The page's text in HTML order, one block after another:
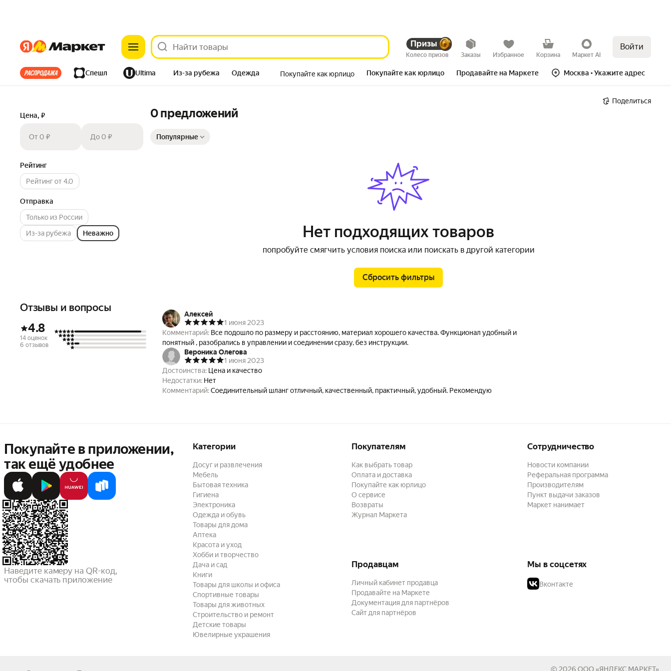
ЯндексЯндекс Призы
Колесо призов Заказы Избранное Корзина Маркет AI
Войти
Все хиты Спешл Ultima Из-за рубежа Одежда Покупайте как юрлицо Покупайте как юрлицо Продавайте на Маркете Москва • Укажите адрес
Поделиться
Цена, ₽
От 0 ₽ До 0 ₽
Рейтинг
Рейтинг от 4.0
Отправка
Только из России
Из-за рубежа
Неважно
0 предложений
Популярные
Нет подходящих товаров
попробуйте смягчить условия поиска или поискать в другой категории
Сбросить фильтры
Отзывы и вопросы
4.8
14 оценок
6 отзывов
Алексей
1 июня 2023
Комментарий: Все подошло по размеру и расстоянию, материал хорошего качества. Функционал удобный и
понятный , разобрались в управлении и соединении сразу, без инструкции.
Вероника Олегова
1 июня 2023
Достоинства: Цена и качество
Недостатки: Нет
Комментарий:Соединительный шланг отличный, качественный, практичный, удобный. Рекомендую
Покупайте в приложении,
так ещё удобнее
Наведите камеру на QR-код,
чтобы скачать приложение
Категории
Досуг и развлечения
Мебель
Бытовая техника
Гигиена
Электроника
Одежда и обувь
Товары для дома
Аптека
Красота и уход
Хобби и творчество
Дача и сад
Книги
Товары для школы и офиса
Спортивные товары
Товары для животных
Строительство и ремонт
Детские товары
Ювелирные украшения
Покупателям
Как выбрать товар
Оплата и доставка
Покупайте как юрлицо
О сервисе
Возвраты
Журнал Маркета
Сотрудничество
Новости компании
Реферальная программа
Производителям
Пункт выдачи заказов
Маркет нанимает
Продавцам
Личный кабинет продавца
Продавайте на Маркете
Документация для партнёров
Сайт для партнёров
Мы в соцсетях
Вконтакте
© 2026 ООО «ЯНДЕКС МАРКЕТ»